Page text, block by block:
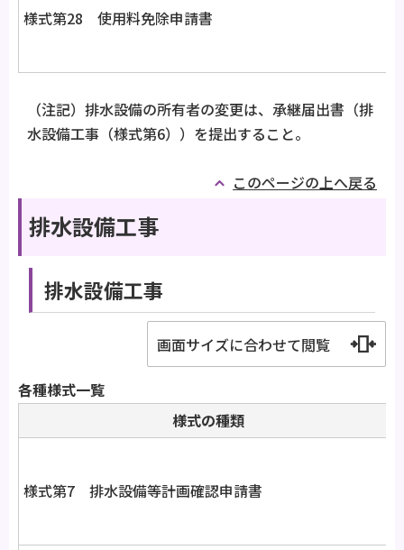
様式第28 使用料免除申請書
（注記）排水設備の所有者の変更は、承継届出書（排
水設備工事（様式第6））を提出すること。
このページの上へ戻る
排水設備工事
排水設備工事
画面サイズに合わせて閲覧
各種様式一覧
様式の種類
様式第7 排水設備等計画確認申請書